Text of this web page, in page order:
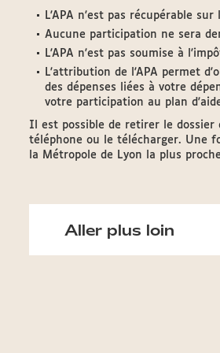
L'APA n'est pas récupérable
Aucune participation ne sera
L'APA n'est pas soumise à
L'attribution de l'APA permet
des dépenses liées à votre
votre participation au plan
Il est possible de retirer le dossier
téléphone ou le télécharger. Une
la Métropole de Lyon la plus
Aller plus loin